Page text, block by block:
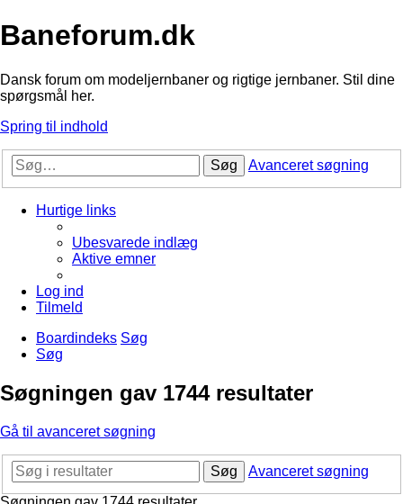
Baneforum.dk
Dansk forum om modeljernbaner og rigtige jernbaner. Stil dine
spørgsmål her.
Spring til indhold
Søg Avanceret søgning
Hurtige links
Ubesvarede indlæg
Aktive emner
Log ind
Tilmeld
Boardindeks Søg
Søg
Søgningen gav 1744 resultater
Gå til avanceret søgning
Søg
Avanceret søgning